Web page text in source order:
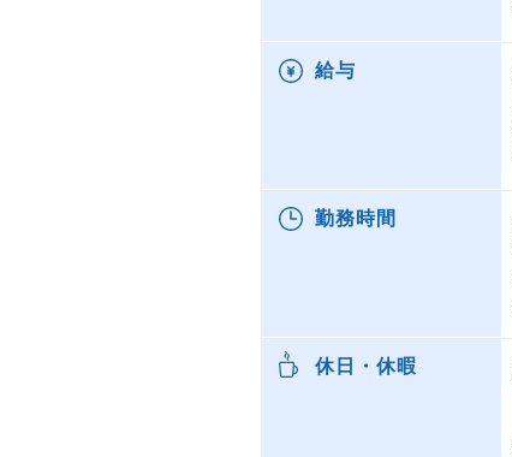
給与
勤務時間
休日・休暇